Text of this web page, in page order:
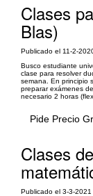
Clases
Blas)
Publicado el 11-2-
Busco estudiante
clase para resolver
semana. En principio
preparar exámenes
necesario 2 horas
Pide Precio
Clases
Publicado el 3-3-